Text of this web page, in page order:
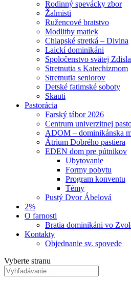
Rodinný spevácky zbor
Žalmisti
Ružencové bratstvo
Modlitby matiek
Chlapské stretká – Divina
Laickí dominikáni
Spoločenstvo svätej
Stretnutia s Katechizmom
Stretnutia seniorov
Detské fatimské soboty
Skauti
Pastorácia
Farský tábor 2026
Centrum univerzitnej
ADOM – dominikánska
Átrium Dobrého pastiera
EDEN dom pre pútnikov
Ubytovanie
Formy pobytu
Program konventu
Témy
Pustý Dvor Ábelová
2%
O farnosti
Bratia dominikáni vo
Kontakty
Objednanie sv. spovede
Vyberte stranu